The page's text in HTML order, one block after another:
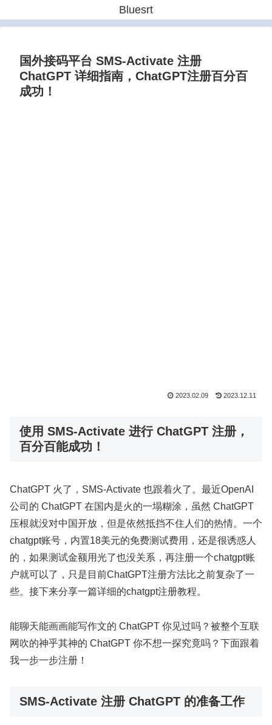
Bluesrt
国外接码平台 SMS-Activate 注册
ChatGPT 详细指南，ChatGPT注册百分百
成功！
2023.02.09 2023.12.11
使用 SMS-Activate 进行 ChatGPT 注册，
百分百能成功！
ChatGPT 火了，SMS-Activate 也跟着火了。最近OpenAI
公司的 ChatGPT 在国内是火的一塌糊涂，虽然 ChatGPT
压根就没对中国开放，但是依然抵挡不住人们的热情。一个
chatgpt账号，内置18美元的免费测试费用，还是很诱惑人
的，如果测试金额用光了也没关系，再注册一个chatgpt账
户就可以了，只是目前ChatGPT注册方法比之前复杂了一
些。接下来分享一篇详细的chatgpt注册教程。
能聊天能画画能写作文的 ChatGPT 你见过吗？被整个互联
网吹的神乎其神的 ChatGPT 你不想一探究竟吗？下面跟着
我一步一步注册！
SMS-Activate 注册 ChatGPT 的准备工作